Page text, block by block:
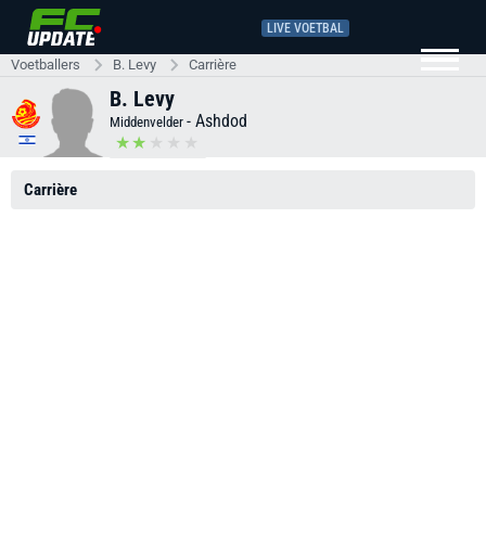
LIVE VOETBAL
Voetballers B. Levy Carrière
B. Levy
Middenvelder - Ashdod
Carrière